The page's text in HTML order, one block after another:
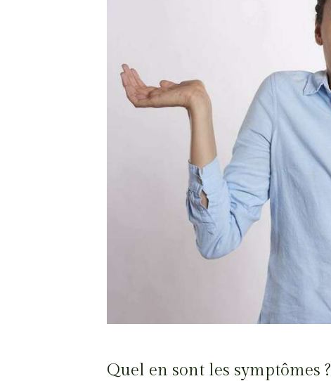
Quel en sont les symptômes ?